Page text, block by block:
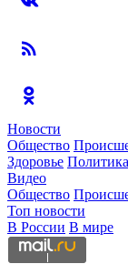
Новости
Общество
Здоровье Политика
Видео
Общество
Топ новости
В России В мире